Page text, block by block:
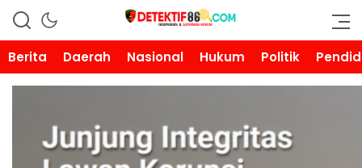
DETEKTIF86.COM
Berita
Daerah Nasional Hukum Politik